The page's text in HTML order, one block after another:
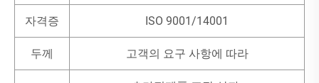
자격증 ISO 9001/14001
두께 고객의 요구 사항에 따라